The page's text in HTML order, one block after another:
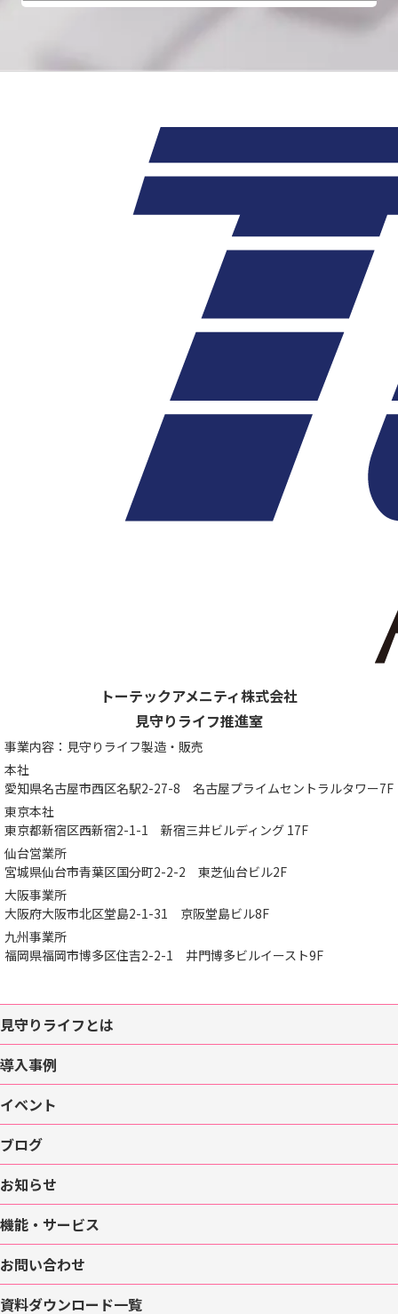
トーテックアメニティ株式会社
見守りライフ推進室
事業内容：見守りライフ製造・販売
本社
愛知県名古屋市西区名駅2-27-8 名古屋プライムセントラルタワー7F
東京本社
東京都新宿区西新宿2-1-1 新宿三井ビルディング 17F
仙台営業所
宮城県仙台市青葉区国分町2-2-2 東芝仙台ビル2F
大阪事業所
大阪府大阪市北区堂島2-1-31 京阪堂島ビル8F
九州事業所
福岡県福岡市博多区住吉2-2-1 井門博多ビルイースト9F
見守りライフとは
導入事例
イベント
ブログ
お知らせ
機能・サービス
お問い合わせ
資料ダウンロード一覧